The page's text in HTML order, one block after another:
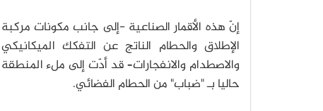
إنّ هذه الأقمار الصناعية -إلى جانب مكونات مركبة
الإطلاق والحطام الناتج عن التفكك الميكانيكي
والاصطدام والانفجارات– قد أدّت إلى ملء المنطقة
حاليا بـ "ضباب" من الحطام الفضائي.